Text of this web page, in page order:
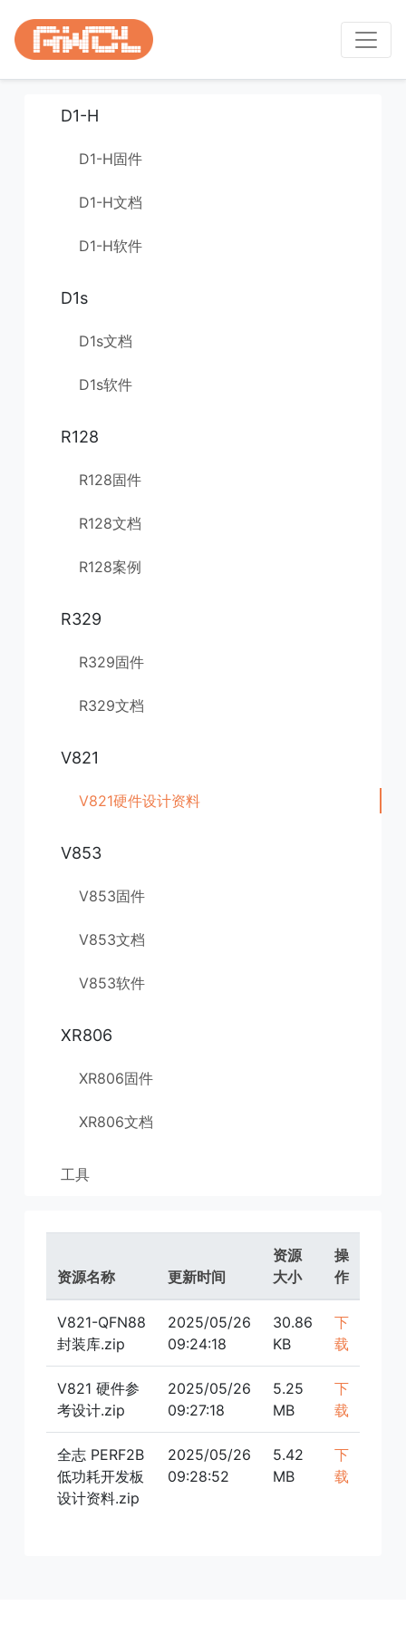
D1-H
D1-H固件
D1-H文档
D1-H软件
D1s
D1s文档
D1s软件
R128
R128固件
R128文档
R128案例
R329
R329固件
R329文档
V821
V821硬件设计资料
V853
V853固件
V853文档
V853软件
XR806
XR806固件
XR806文档
工具
资源名称 更新时间
资源
大小
操
作
V821-QFN88
封装库.zip
2025/05/26
09:24:18
30.86
KB
下
载
V821 硬件参
考设计.zip
2025/05/26
09:27:18
5.25
MB
下
载
全志 PERF2B
低功耗开发板
设计资料.zip
2025/05/26
09:28:52
5.42
MB
下
载